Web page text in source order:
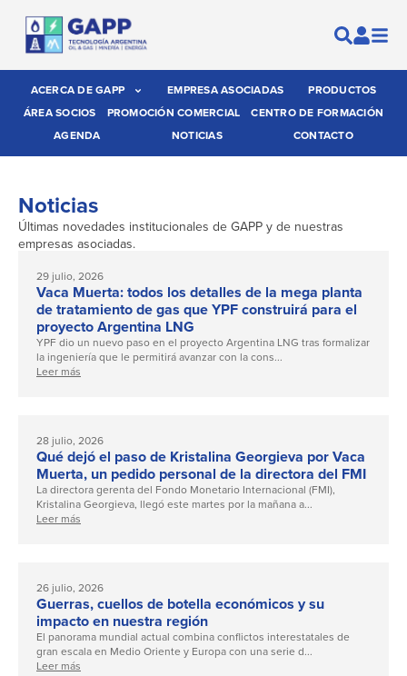
ACERCA DE GAPP EMPRESA ASOCIADAS
PRODUCTOS
ÁREA SOCIOS
PROMOCIÓN COMERCIAL
CENTRO DE FORMACIÓN
AGENDA
NOTICIAS CONTACTO
Noticias
Últimas novedades institucionales de GAPP y de nuestras
empresas asociadas.
29 julio, 2026
Vaca Muerta: todos los detalles de la mega planta
de tratamiento de gas que YPF construirá para el
proyecto Argentina LNG
YPF dio un nuevo paso en el proyecto Argentina LNG tras formalizar
la ingeniería que le permitirá avanzar con la cons...
Leer más
28 julio, 2026
Qué dejó el paso de Kristalina Georgieva por Vaca
Muerta, un pedido personal de la directora del FMI
La directora gerenta del Fondo Monetario Internacional (FMI),
Kristalina Georgieva, llegó este martes por la mañana a...
Leer más
26 julio, 2026
Guerras, cuellos de botella económicos y su
impacto en nuestra región
El panorama mundial actual combina conflictos interestatales de
gran escala en Medio Oriente y Europa con una serie d...
Leer más